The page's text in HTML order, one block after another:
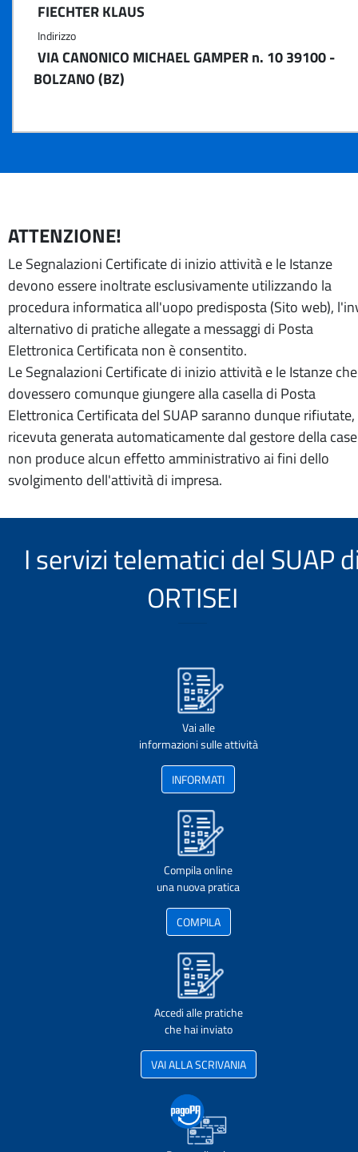
FIECHTER KLAUS
Indirizzo
VIA CANONICO MICHAEL GAMPER n. 10 39100 -
BOLZANO (BZ)
ATTENZIONE!
Le Segnalazioni Certificate di inizio attività e le Istanze
devono essere inoltrate esclusivamente utilizzando la
procedura informatica all'uopo predisposta (Sito web),
alternativo di pratiche allegate a messaggi di Posta
Elettronica Certificata non è consentito.
Le Segnalazioni Certificate di inizio attività e le Istanze che
dovessero comunque giungere alla casella di Posta
Elettronica Certificata del SUAP saranno dunque rifiutate,
ricevuta generata automaticamente dal gestore della
non produce alcun effetto amministrativo ai fini dello
svolgimento dell'attività di impresa.
I servizi telematici del SUAP
ORTISEI
Vai alle
informazioni sulle attività
INFORMATI
Compila online
una nuova pratica
COMPILA
Accedi alle pratiche
che hai inviato
VAI ALLA SCRIVANIA